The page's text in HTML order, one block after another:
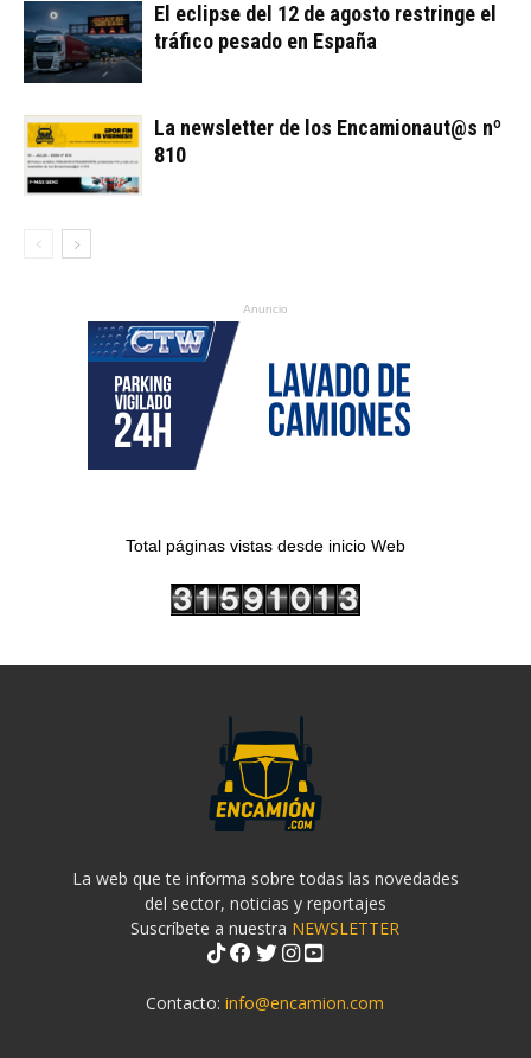
El eclipse del 12 de agosto restringe el
tráfico pesado en España
La newsletter de los Encamionaut@s nº
810
Anuncio
Total páginas vistas desde inicio Web
La web que te informa sobre todas las novedades
del sector, noticias y reportajes
Suscríbete a nuestra NEWSLETTER
Contacto:info@encamion.com